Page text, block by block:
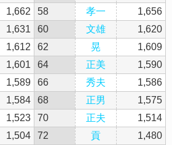
1,662 58 孝一
1,656
1,631 60 文雄
1,620
1,612 62 晃
1,609
1,601 64 正美
1,590
1,589 66 秀夫
1,586
1,584 68 正男
1,575
1,523 70 正夫
1,514
1,504 72 貢
1,480